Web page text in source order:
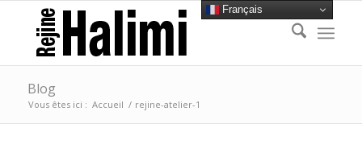
Blog
Vous êtes ici : Accueil / rejine-atelier-1
Français